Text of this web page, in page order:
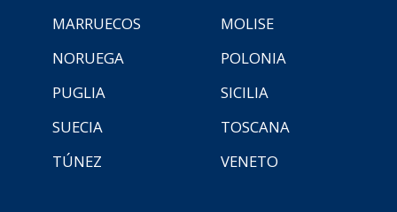
MARRUECOS
MOLISE
NORUEGA
POLONIA
PUGLIA
SICILIA
SUECIA
TOSCANA
TÚNEZ
VENETO